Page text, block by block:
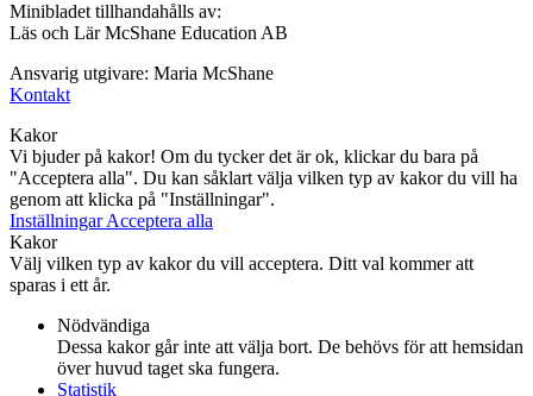
Minibladet tillhandahålls av:
Läs och Lär McShane Education AB
Ansvarig utgivare: Maria McShane
Kontakt
Kakor
Vi bjuder på kakor! Om du tycker det är ok, klickar du bara på
"Acceptera alla". Du kan såklart välja vilken typ av kakor du vill ha
genom att klicka på "Inställningar".
InställningarAcceptera alla
Kakor
Välj vilken typ av kakor du vill acceptera. Ditt val kommer att
sparas i ett år.
Nödvändiga
Dessa kakor går inte att välja bort. De behövs för att hemsidan
över huvud taget ska fungera.
Statistik